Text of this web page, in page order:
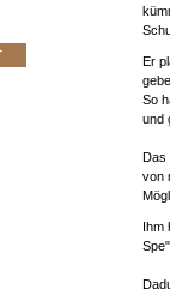
Er
So
und
Das
von
Ihm